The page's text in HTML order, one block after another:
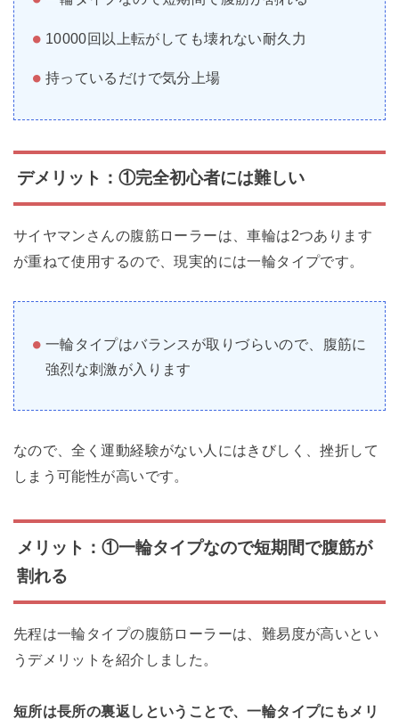
10000回以上転がしても壊れない耐久力
持っているだけで気分上場
デメリット：①完全初心者には難しい
サイヤマンさんの腹筋ローラーは、車輪は2つあります
が重ねて使用するので、現実的には一輪タイプです。
一輪タイプはバランスが取りづらいので、腹筋に
強烈な刺激が入ります
なので、全く運動経験がない人にはきびしく、挫折して
しまう可能性が高いです。
メリット：①一輪タイプなので短期間で腹筋が
割れる
先程は一輪タイプの腹筋ローラーは、難易度が高いとい
うデメリットを紹介しました。
短所は長所の裏返しということで、一輪タイプにもメリ